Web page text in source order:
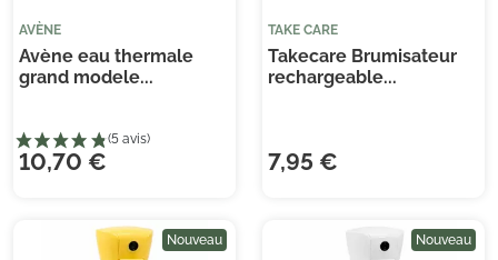
AVÈNE
Avène eau thermale
grand modele...
10,70 €
TAKE CARE
Takecare Brumisateur
rechargeable...
7,95 €
Nouveau Nouveau